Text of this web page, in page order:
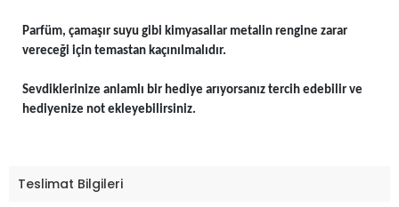
Parfüm, çamaşır suyu gibi kimyasallar metalin rengine zarar
vereceği için temastan kaçınılmalıdır.
Sevdiklerinize anlamlı bir hediye arıyorsanız tercih edebilir ve
hediyenize not ekleyebilirsiniz.
Teslimat Bilgileri